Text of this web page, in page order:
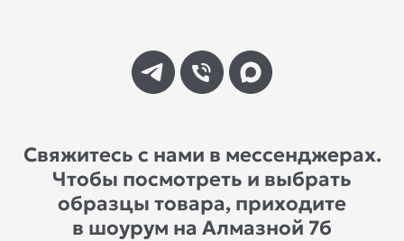
Свяжитесь с нами в мессенджерах.
Чтобы посмотреть и выбрать
образцы товара, приходите
в шоурум на Алмазной 7б